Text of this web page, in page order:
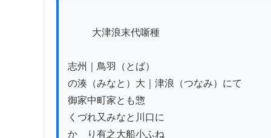
志州｜鳥羽（とば）
の湊（みなと）大｜津浪（つなみ）にて
御家中町家とも惣
くづれ又みなと川口に
かゝり有之大船小ふね